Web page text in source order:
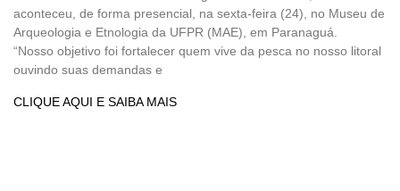
aconteceu, de forma presencial, na sexta-feira (24), no Museu de
Arqueologia e Etnologia da UFPR (MAE), em Paranaguá.
“Nosso objetivo foi fortalecer quem vive da pesca no nosso litoral
ouvindo suas demandas e
CLIQUE AQUI E SAIBA MAIS